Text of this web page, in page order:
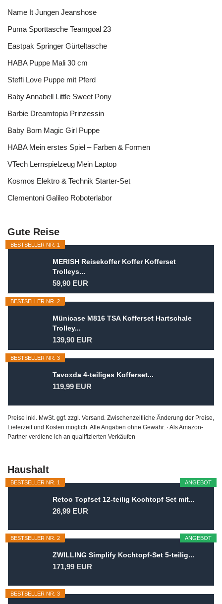
Name It Jungen Jeanshose
Puma Sporttasche Teamgoal 23
Eastpak Springer Gürteltasche
HABA Puppe Mali 30 cm
Steffi Love Puppe mit Pferd
Baby Annabell Little Sweet Pony
Barbie Dreamtopia Prinzessin
Baby Born Magic Girl Puppe
HABA Mein erstes Spiel – Farben & Formen
VTech Lernspielzeug Mein Laptop
Kosmos Elektro & Technik Starter-Set
Clementoni Galileo Roboterlabor
Gute Reise
BESTSELLER NR. 1
MERISH Reisekoffer Koffer Kofferset
Trolleys...
59,90 EUR
BESTSELLER NR. 2
Münicase M816 TSA Kofferset Hartschale
Trolley...
139,90 EUR
BESTSELLER NR. 3
Tavoxda 4-teiliges Kofferset...
119,99 EUR
Preise inkl. MwSt. ggf. zzgl. Versand. Zwischenzeitliche Änderung der Preise,
Lieferzeit und Kosten möglich. Alle Angaben ohne Gewähr. · Als Amazon-
Partner verdiene ich an qualifizierten Verkäufen
Haushalt
ANGEBOT
BESTSELLER NR. 1
Retoo Topfset 12-teilig Kochtopf Set mit...
26,99 EUR
ANGEBOT
BESTSELLER NR. 2
ZWILLING Simplify Kochtopf-Set 5-teilig...
171,99 EUR
BESTSELLER NR. 3